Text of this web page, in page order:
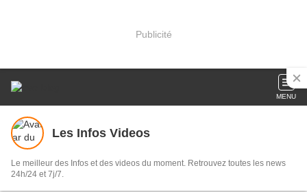
Publicité
MENU
Les Infos Videos
Le meilleur des Infos et des videos du moment. Retrouvez toutes les news
24h/24 et 7j/7.